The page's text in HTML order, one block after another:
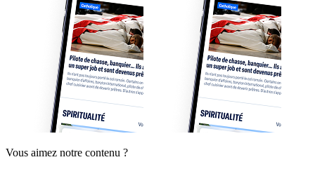
Vous aimez notre contenu ?